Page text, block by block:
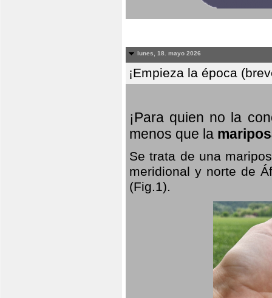
lunes, 18. mayo 2026
¡Empieza la época
¡Para quien no la
menos que la
Se trata de una
meridional y norte de
(Fig.1).